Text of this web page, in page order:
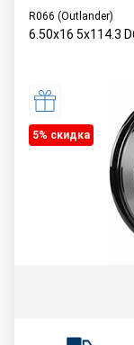
R066 (Outlander)
6.50x16 5x114.3
5% cкидка